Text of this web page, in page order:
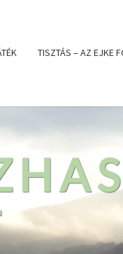
TISZTÁS – AZ EJKE